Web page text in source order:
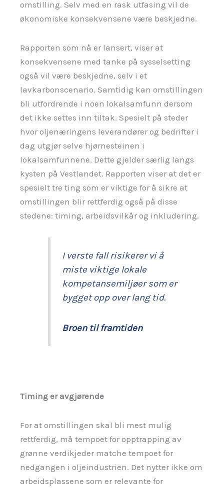
omstilling. Selv med en rask utfasing vil de
økonomiske konsekvensene være beskjedne.
Rapporten som nå er lansert, viser at
konsekvensene med tanke på sysselsetting
også vil være beskjedne, selv i et
lavkarbonscenario. Samtidig kan omstillingen
bli utfordrende i noen lokalsamfunn dersom
det ikke settes inn tiltak. Spesielt på steder
hvor oljenæringens leverandører og bedrifter i
dag utgjør selve hjørnesteinen i
lokalsamfunnene. Dette gjelder særlig langs
kysten på Vestlandet. Rapporten viser at det er
spesielt tre ting som er viktige for å sikre at
omstillingen blir rettferdig også på disse
stedene: timing, arbeidsvilkår og inkludering.
I verste fall risikerer vi å
miste viktige lokale
kompetansemiljøer som er
bygget opp over lang tid.
Broen til framtiden
Timing er avgjørende
For at omstillingen skal bli mest mulig
rettferdig, må tempoet for opptrapping av
grønne verdikjeder matche tempoet for
nedgangen i oljeindustrien. Det nytter ikke om
arbeidsplassene som er relevante for